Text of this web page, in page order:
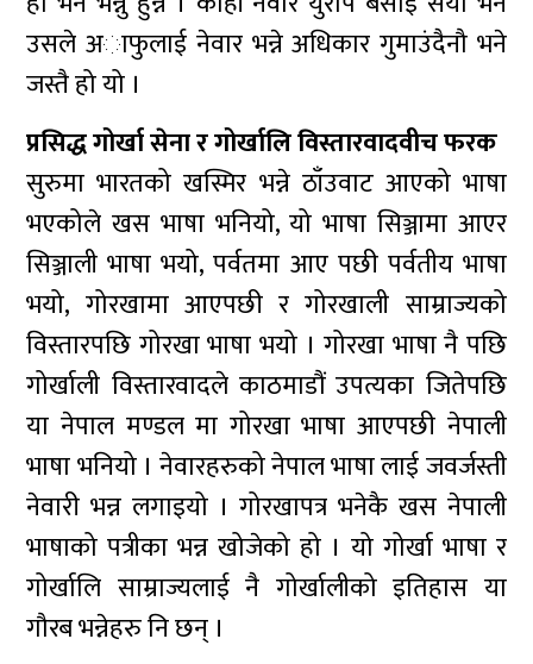
उसले अाफुलाई नेवार भन्ने अधिकार गुमाउंदैनौ भने
जस्तै हो यो ।
प्रसिद्ध गोर्खा सेना र गोर्खालि विस्तारवादवीच फरक
सुरुमा भारतको खस्मिर भन्ने ठाँउवाट आएको भाषा
भएकोले खस भाषा भनियो, यो भाषा सिञ्जामा आएर
सिञ्जाली भाषा भयो, पर्वतमा आए पछी पर्वतीय भाषा
भयो, गोरखामा आएपछी र गोरखाली साम्राज्यको
विस्तारपछि गोरखा भाषा भयो । गोरखा भाषा नै पछि
गोर्खाली विस्तारवादले काठमाडौं उपत्यका जितेपछि
या नेपाल मण्डल मा गोरखा भाषा आएपछी नेपाली
भाषा भनियो । नेवारहरुको नेपाल भाषा लाई जवर्जस्ती
नेवारी भन्न लगाइयो । गोरखापत्र भनेकै खस नेपाली
भाषाको पत्रीका भन्न खोजेको हो । यो गोर्खा भाषा र
गोर्खालि साम्राज्यलाई नै गोर्खालीको इतिहास या
गौरब भन्नेहरु नि छन् ।